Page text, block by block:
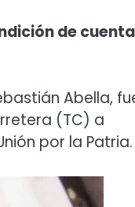
de
Abella,
(TC) a
por la Patria.